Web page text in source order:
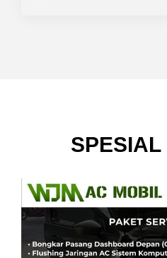
SPESIAL